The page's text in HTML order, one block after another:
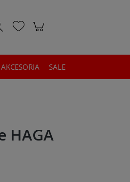
AKCESORIA SALE
HAGA